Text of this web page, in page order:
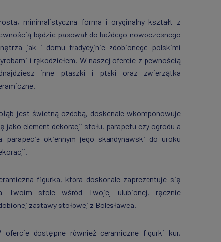
minimalistyczna forma i oryginalny kształt z
będzie pasował do każdego nowoczesnego
jak i domu tradycyjnie zdobionego polskimi
i rękodziełem. W naszej ofercie z pewnością
inne ptaszki i ptaki oraz zwierzątka
jest świetną ozdobą, doskonale wkomponowuje
jako element dekoracji stołu, parapetu czy ogrodu a
parapecie okiennym jego skandynawski do uroku
figurka, która doskonale zaprezentuje się
Twoim stole wśród Twojej ulubionej, ręcznie
zastawy stołowej z Bolesławca.
ofercie dostępne również ceramiczne figurki kur,